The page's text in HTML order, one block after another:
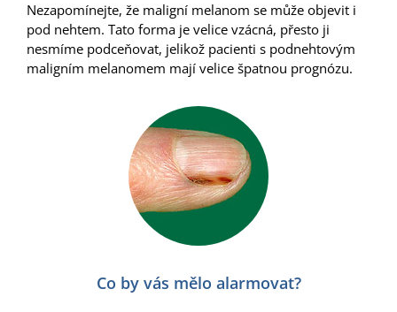
Nezapomínejte, že maligní melanom se může objevit i
pod nehtem. Tato forma je velice vzácná, přesto ji
nesmíme podceňovat, jelikož pacienti s podnehtovým
maligním melanomem mají velice špatnou prognózu.
Co by vás mělo alarmovat?